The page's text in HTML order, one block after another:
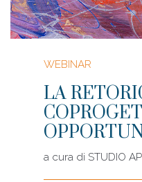
WEBINAR
LA
a cura di STUDIO